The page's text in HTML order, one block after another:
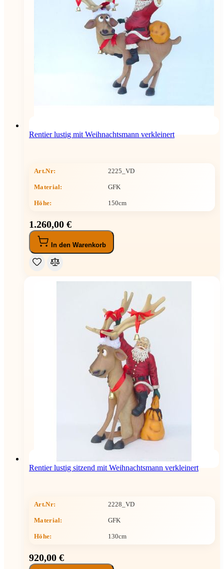
Rentier lustig mit Weihnachtsmann verkleinert
Art.Nr: 2225_VD
Material: GFK
Höhe: 150cm
1.260,00 €
In den Warenkorb
Rentier lustig sitzend mit Weihnachtsmann verkleinert
Art.Nr: 2228_VD
Material: GFK
Höhe: 130cm
920,00 €